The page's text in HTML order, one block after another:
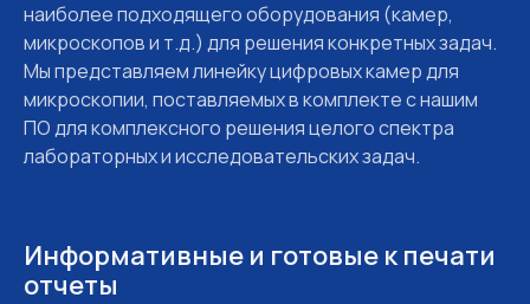
наиболее подходящего оборудования (камер,
микроскопов и т.д.) для решения конкретных задач.
Мы представляем линейку цифровых камер для
микроскопии, поставляемых в комплекте с нашим
ПО для комплексного решения целого спектра
лабораторных и исследовательских задач.
Информативные и готовые к печати
отчеты